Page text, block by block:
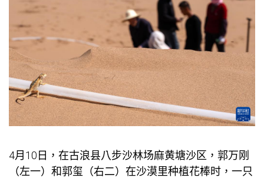
4月10日，在古浪县八步沙林场麻黄塘沙区，郭万刚
（左一）和郭玺（右二）在沙漠里种植花棒时，一只